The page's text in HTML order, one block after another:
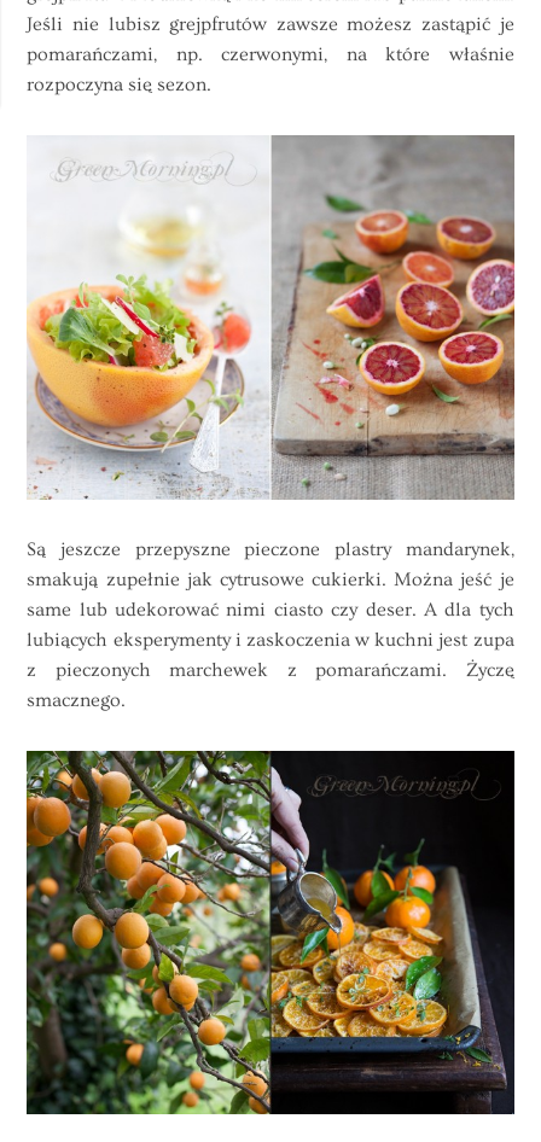
Jeśli nie lubisz grejpfrutów zawsze możesz zastąpić je
pomarańczami, np. czerwonymi, na które właśnie
rozpoczyna się sezon.
Są jeszcze przepyszne pieczone plastry mandarynek,
smakują zupełnie jak cytrusowe cukierki. Można jeść je
same lub udekorować nimi ciasto czy deser. A dla tych
lubiących eksperymenty i zaskoczenia w kuchni jest zupa
z pieczonych marchewek z pomarańczami. Życzę
smacznego.